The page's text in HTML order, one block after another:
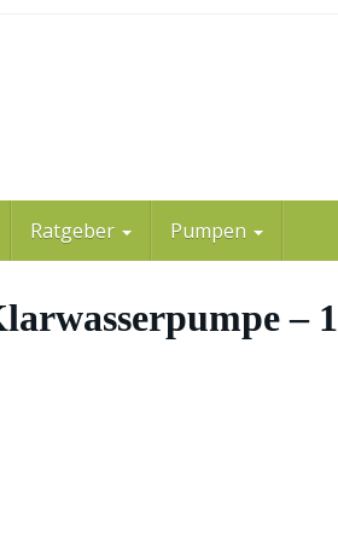
Ratgeber Pumpen
– 1